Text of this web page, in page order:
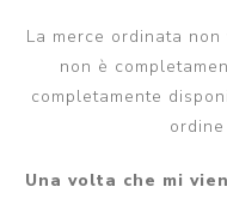
La merce ordinata
non è
completamente
Una volta che mi